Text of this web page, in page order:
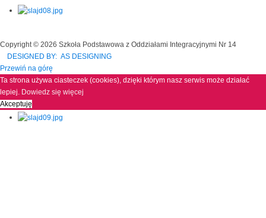
Copyright © 2026 Szkoła Podstawowa z Oddziałami Integracyjnymi Nr 14
DESIGNED BY: AS DESIGNING
Przewiń na górę
Ta strona używa ciasteczek (cookies), dzięki którym nasz serwis może działać
lepiej. Dowiedz się więcej
Akceptuję